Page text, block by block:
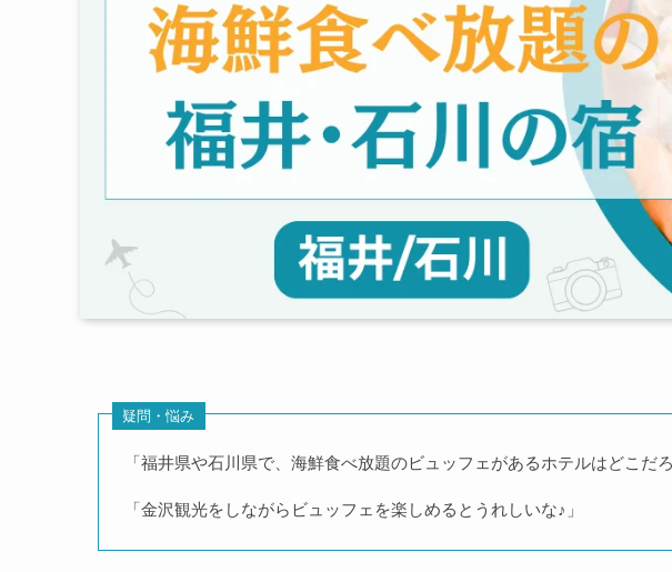
疑問・悩み
「福井県や石川県で、海鮮食べ放題のビュッフェがあるホテルはどこだろ
「金沢観光をしながらビュッフェを楽しめるとうれしいな♪」